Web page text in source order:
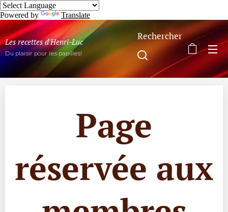
Powered by Translate
Les recettes d'Henri-Luc
Du plaisir pour les papilles!
Rechercher
Page
réservée aux